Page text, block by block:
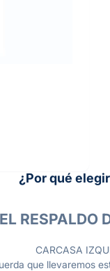
¿Por qué
RESPALDO
CARCASA
que llevaremos